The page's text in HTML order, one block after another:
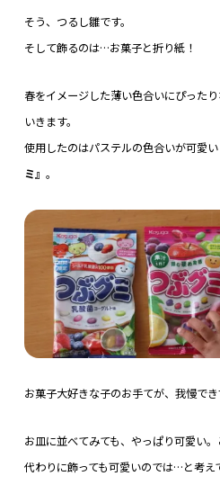
そう、つるし雛です。
そして飾るのは…お菓子と折り紙！
春をイメージした薄い色合いにぴった
いきます。
使用したのはパステルの色合いが可愛い
ミ』 。
お菓子大好きな子のお手てが、我慢でき
お皿に並べてみても、やっぱり可愛い
代わりに飾っても可愛いのでは…と考え